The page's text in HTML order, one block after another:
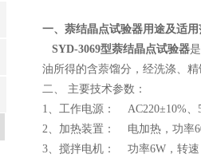
一、萘结晶点试验器用途及适用
SYD-3069型萘结晶点试验器
油所得的含萘馏分，经洗涤、
二、 主要技术参数：
1、工作电源： AC220±10%、
2、加热装置： 电加热，功率
3、搅拌电机： 功率6W，转速